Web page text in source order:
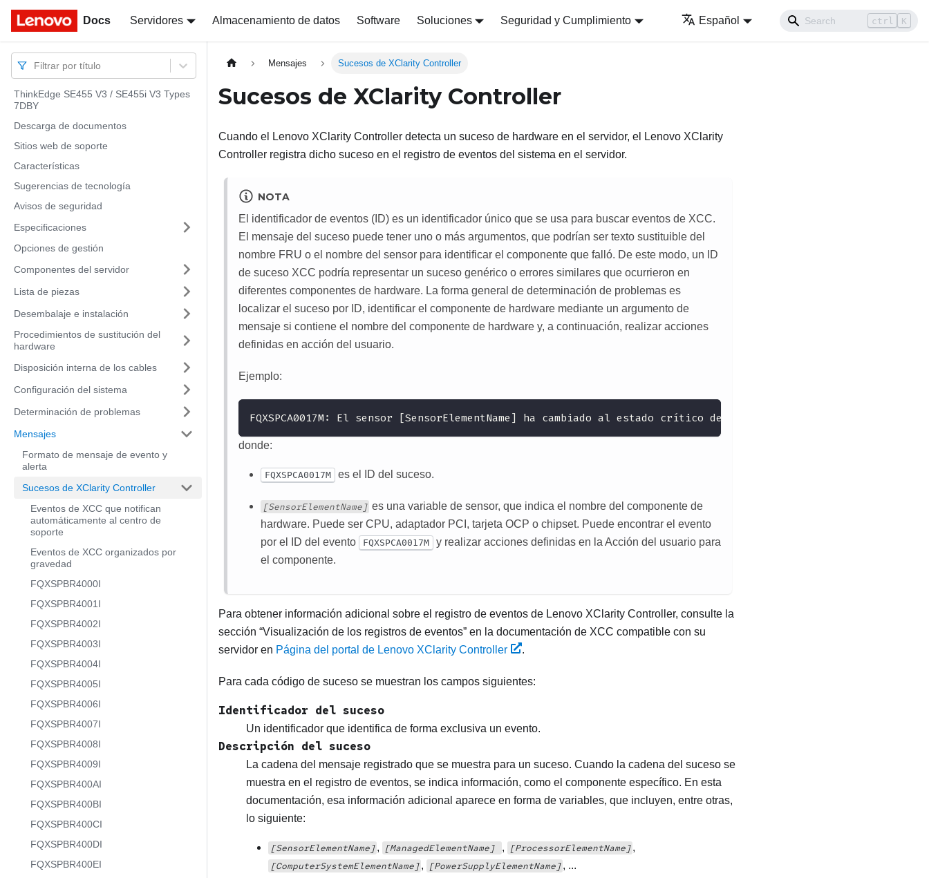
Docs Servidores Almacenamiento de datos Software Soluciones Seguridad y Cumplimiento Español ctrl K
Docs
Filtrar por título
ThinkEdge SE455 V3 / SE455i V3 Types
7DBY
Descarga de documentos
Sitios web de soporte
Características
Sugerencias de tecnología
Avisos de seguridad
Especificaciones
Opciones de gestión
Componentes del servidor
Lista de piezas
Desembalaje e instalación
Procedimientos de sustitución del
hardware
Disposición interna de los cables
Configuración del sistema
Determinación de problemas
Mensajes
Formato de mensaje de evento y
alerta
Sucesos de XClarity Controller
Eventos de XCC que notifican
automáticamente al centro de
soporte
Eventos de XCC organizados por
gravedad
FQXSPBR4000I
FQXSPBR4001I
FQXSPBR4002I
FQXSPBR4003I
FQXSPBR4004I
FQXSPBR4005I
FQXSPBR4006I
FQXSPBR4007I
FQXSPBR4008I
FQXSPBR4009I
FQXSPBR400AI
FQXSPBR400BI
FQXSPBR400CI
FQXSPBR400DI
FQXSPBR400EI
Mensajes Sucesos de XClarity Controller
Sucesos de XClarity Controller
Cuando el Lenovo XClarity Controller detecta un suceso de hardware en el servidor, el
Lenovo XClarity
Controller registra dicho suceso en el registro de eventos del sistema en el servidor.
NOTA
El identificador de eventos (ID) es un identificador único que se usa para buscar eventos de XCC.
El mensaje del suceso puede tener uno o más argumentos, que podrían ser texto sustituible del
nombre FRU o el nombre del sensor para identificar el componente que falló. De este modo, un ID
de suceso XCC podría representar un suceso genérico o errores similares que ocurrieron en
diferentes componentes de hardware. La forma general de determinación de problemas es
localizar el suceso por ID, identificar el componente de hardware mediante un argumento de
mensaje si contiene el nombre del componente de hardware y, a continuación, realizar acciones
definidas en acción del usuario.
Ejemplo:
FQXSPCA0017M: El sensor [SensorElementName] ha cambiado al estado crítico desde un estado de menor gravedad
donde:
FQXSPCA0017M es el ID del suceso.
[SensorElementName] es una variable de sensor, que indica el nombre del componente de
hardware. Puede ser CPU, adaptador PCI, tarjeta OCP o chipset. Puede encontrar el evento
por el ID del evento
FQXSPCA0017M
y realizar acciones definidas en la Acción del usuario para
el componente.
Para obtener información adicional sobre el registro de eventos de Lenovo XClarity Controller, consulte la
sección Visualización de los registros de eventos en la documentación de XCC compatible con su
servidor en Página del portal de Lenovo XClarity Controller .
Para cada código de suceso se muestran los campos siguientes:
Identificador del suceso
Un identificador que identifica de forma exclusiva un evento.
Descripción del suceso
La cadena del mensaje registrado que se muestra para un suceso. Cuando la cadena del suceso se
muestra en el registro de eventos, se indica información, como el componente específico. En esta
documentación, esa información adicional aparece en forma de variables, que incluyen, entre otras,
lo siguiente:
[SensorElementName] , [ManagedElementName] , [ProcessorElementName],
[ComputerSystemElementName] , [PowerSupplyElementName], ...